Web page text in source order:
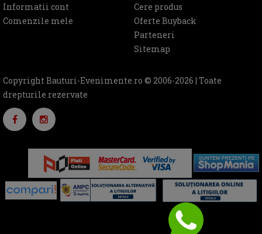
Informatii cont
Comenzile mele
Cere produs
Oferte Buyback
Parteneri
Sitemap
Copyright Bauturi-Evenimente.ro © 2006-2026 | Toate
drepturile rezervate